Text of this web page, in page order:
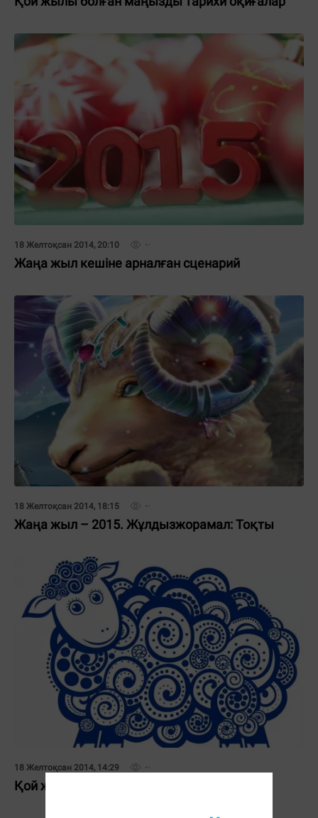
18 Желтоқсан 2014, 20:10
Жаңа жыл кешіне арналған сценарий
18 Желтоқсан 2014, 18:15
Жаңа жыл – 2015. Жұлдызжорамал: Тоқты
18 Желтоқсан 2014, 14:29
Қой жылы туралы деректер